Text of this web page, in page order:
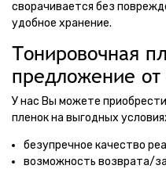
сворачивается без
удобное хранение.
Тонировочная
предложение от
У нас Вы можете
пленок на выгодных
безупречное качество
возможность возврата/